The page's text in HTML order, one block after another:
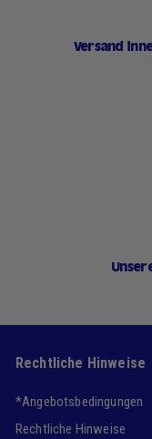
Versand
Rechtliche Hinweise
*Angebotsbedingungen
Rechtliche Hinweise